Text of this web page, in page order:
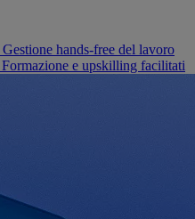
Gestione hands-free del lavoro
Formazione e upskilling facilitati